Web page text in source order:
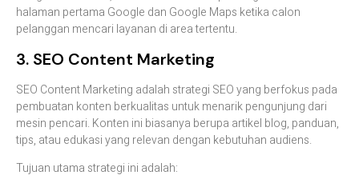
halaman pertama Google dan Google Maps ketika calon
pelanggan mencari layanan di areatertentu.
3. SEO Content Marketing
SEO ContentMarketing adalah strategi SEOyang berfokus pada
pembuatan konten berkualitas untukmenarikpengunjung dari
mesin pencari. Konten ini biasanya berupa artikel blog, panduan,
tips, atau edukasiyang relevan dengan kebutuhan audiens.
Tujuan utama strategi ini adalah: